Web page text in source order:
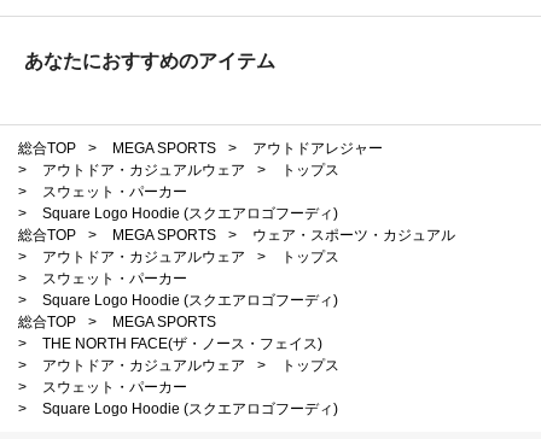
あなたにおすすめのアイテム
総合TOP > MEGA SPORTS >
アウトドアレジャー
>
アウトドア・カジュアルウェア >
トップス
>
スウェット・パーカー
>
Square Logo Hoodie (スクエアロゴフーディ)
総合TOP
> MEGA SPORTS >
ウェア・スポーツ・カジュアル
>
アウトドア・カジュアルウェア >
トップス
>
スウェット・パーカー
>
Square Logo Hoodie (スクエアロゴフーディ)
総合TOP
>
MEGA SPORTS
>
THE NORTH FACE(ザ・ノース・フェイス)
>
アウトドア・カジュアルウェア >
トップス
>
スウェット・パーカー
>
Square Logo Hoodie (スクエアロゴフーディ)